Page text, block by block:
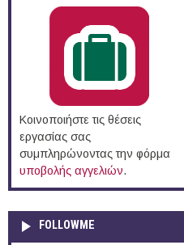
Κοινοποιήστε τις θέσεις
εργασίας σας
συμπληρώνοντας την φόρμα
υποβολής αγγελιών.
FOLLOWME